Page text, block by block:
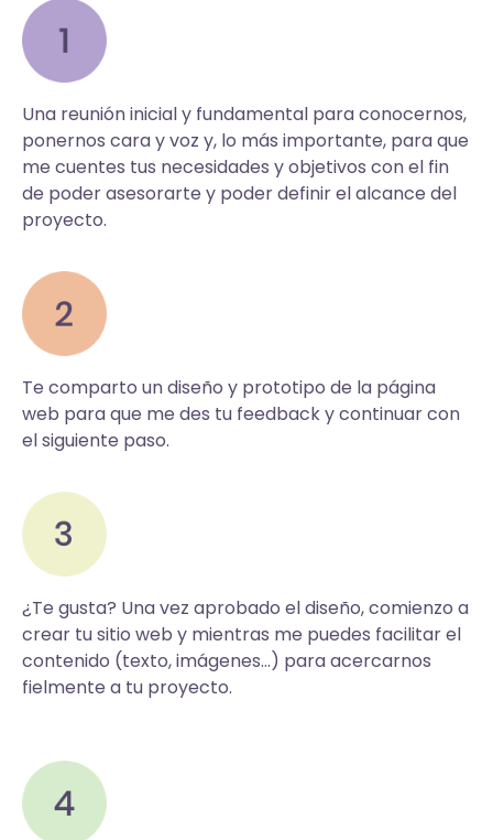
Una reunión inicial y fundamental para conocernos,
ponernos cara y voz y, lo más importante, para que
me cuentes tus necesidades y objetivos con el fin
de poder asesorarte y poder definir el alcance del
proyecto.
Te comparto un diseño y prototipo de la página
web para que me des tu feedback y continuar con
el siguiente paso.
¿Te gusta? Una vez aprobado el diseño, comienzo a
crear tu sitio web y mientras me puedes facilitar el
contenido (texto, imágenes…) para acercarnos
fielmente a tu proyecto.